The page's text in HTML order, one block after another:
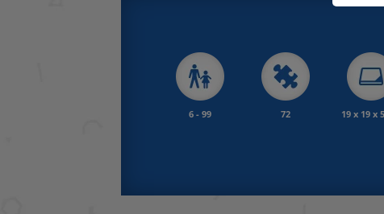
6 - 99 72 19 x 19 x